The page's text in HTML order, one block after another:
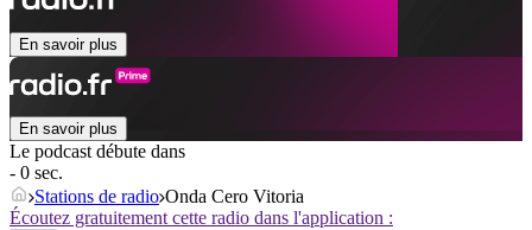
En savoir plus
En savoir plus
Le podcast débute dans
- 0 sec.
Stations de radio Onda Cero Vitoria
Écoutez gratuitement cette radio dans l'application :